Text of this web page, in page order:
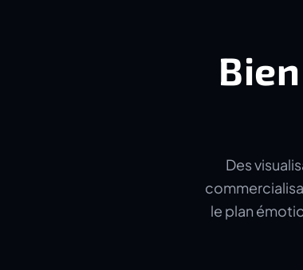
Des
le plan